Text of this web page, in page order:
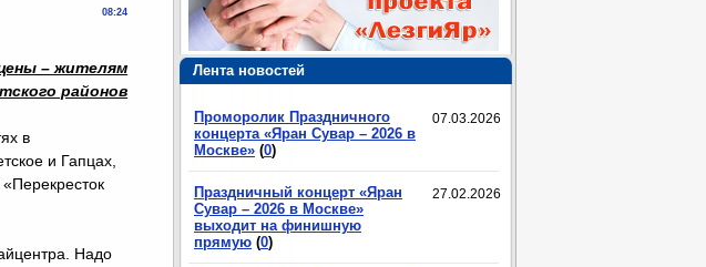
Лента новостей
07.03.2026
Проморолик Праздничного
концерта «Яран Сувар – 2026 в
Москве» (0)
27.02.2026
Праздничный концерт «Яран
Сувар – 2026 в Москве»
выходит на финишную
прямую (0)
08:24
– жителям
районов
в
и Гапцах,
Надо